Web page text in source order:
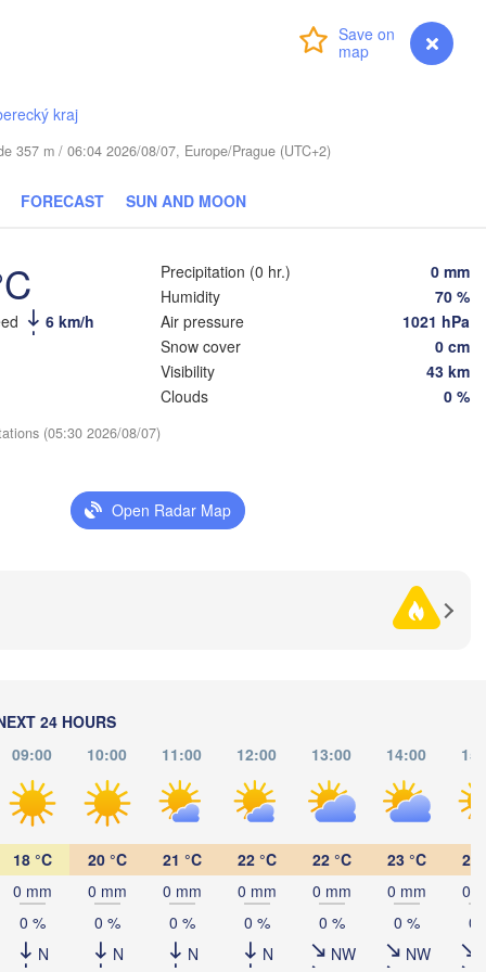
myVentusky Forecast
kraj
357 m / 06:04 2026/08/07, Europe/Prague (UTC+2)
FORECAST SUN AND MOON
6 km/h
Precipitation (0 hr.)
0 mm
Humidity
70 %
Air pressure
1021 hPa
Snow cover
0 cm
Visibility
43 km
Clouds
0 %
(05:30 2026/08/07)
Open Radar Map
24 HOURS
09:00 10:00 11:00 12:00 13:00 14:00
18 °C
0 mm
0 %
N
20 °C
0 mm
0 %
N
21 °C
0 mm
0 %
N
22 °C
0 mm
0 %
N
22 °C
0 mm
0 %
NW
23 °C
0 mm
0 %
NW
23
0
0
Daugavpils
Бабруйск
(Babrujsk)
Баранавічы
Рівне
(Pinsk)
Салігорск
(Salihorsk)
Віцебск
Магілёў
(Mahilioŭ)
BELARUS
Одеса
(Odesa)
Chișinău
(Kryvyi Rih)
Чернівці
(Chernivtsi)
Brașov
Galați
Миколаїв
(Mykolaiv)
MOLDOVA